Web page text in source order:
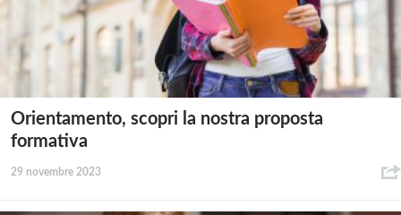
Orientamento, scopri la nostra proposta
formativa
29 novembre 2023